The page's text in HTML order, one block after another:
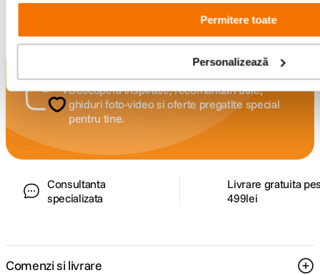
Permitere toate
Personalizează
Alatura-te comunitatii creatorilor
Descopera inspiratie, recomandari utile,
ghiduri foto-video si oferte pregatite special
pentru tine.
Consultanta
specializata
Livrare gratuita
499lei
Comenzi si livrare